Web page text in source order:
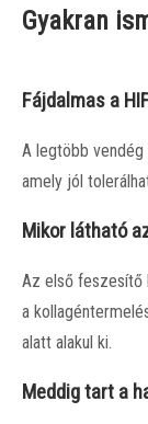
Gyakran
Fájdalmas a
A legtöbb
amely jól
Mikor látható
Az első feszesítő
a
alatt alakul ki.
Meddig tart a